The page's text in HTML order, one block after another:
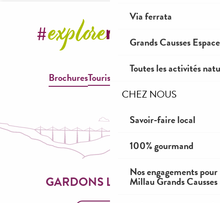
Via ferrata
Grands Causses
Toutes les activités
CHEZ NOUS
Savoir-faire local
100% gourmand
Nos engagements
Millau Grands Causses
BrochuresTourisme & Handicap
GARDONS LE CONTACT